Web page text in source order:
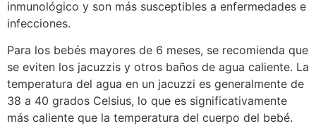
inmunológico y son más susceptibles a enfermedades e
infecciones.
Para los bebés mayores de 6 meses, se recomienda que
se eviten los jacuzzis y otros baños de agua caliente. La
temperatura del agua en un jacuzzi es generalmente de
38 a 40 grados Celsius, lo que es significativamente
más caliente que la temperatura del cuerpo del bebé.